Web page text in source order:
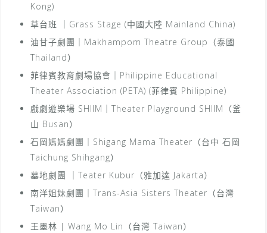
Kong)
草台班 ｜Grass Stage (中國大陸 Mainland China)
油甘子劇團｜Makhampom Theatre Group（泰國
Thailand）
菲律賓教育劇場協會｜Philippine Educational
Theater Association (PETA) (菲律賓 Philippine)
戲劇遊樂場 SHIIM｜Theater Playground SHIIM（釜
山 Busan）
石岡媽媽劇團｜Shigang Mama Theater（台中 石岡
Taichung Shihgang）
墓地劇團 ｜Teater Kubur（雅加達 Jakarta）
南洋姐妹劇團｜Trans-Asia Sisters Theater（台灣
Taiwan）
王墨林 | Wang Mo Lin（台灣 Taiwan）